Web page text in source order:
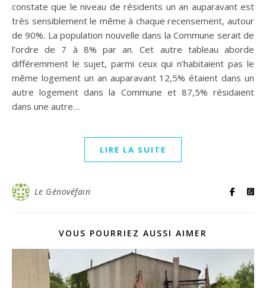
constate que le niveau de résidents un an auparavant est
très sensiblement le même à chaque recensement, autour
de 90%. La population nouvelle dans la Commune serait de
l’ordre de 7 à 8% par an. Cet autre tableau aborde
différemment le sujet, parmi ceux qui n’habitaient pas le
même logement un an auparavant 12,5% étaient dans un
autre logement dans la Commune et 87,5% résidaient
dans une autre…
LIRE LA SUITE
Le Génovéfain
VOUS POURRIEZ AUSSI AIMER